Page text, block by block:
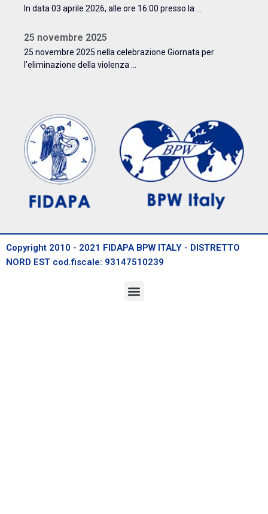
In data 03 aprile 2026, alle ore 16:00 presso la ...
25 novembre 2025
25 novembre 2025 nella celebrazione Giornata per
l’eliminazione della violenza ...
Copyright 2010 - 2021 FIDAPA BPW ITALY - DISTRETTO
NORD EST cod.fiscale: 93147510239